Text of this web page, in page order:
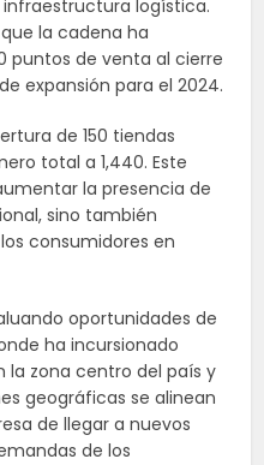
logística.
la cadena ha
puntos de venta al cierre
expansión para el 2024.
de 150 tiendas
total a 1,440. Este
la presencia de
sino también
consumidores en
oportunidades de
ha incursionado
zona centro del país y
geográficas se alinean
de llegar a nuevos
de los